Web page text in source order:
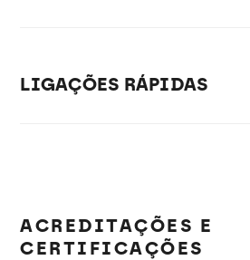
LIGAÇÕES RÁPIDAS
ACREDITAÇÕES E
CERTIFICAÇÕES